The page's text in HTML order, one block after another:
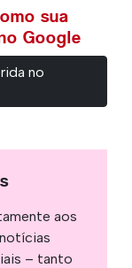
sua
Google
no
aos
– tanto